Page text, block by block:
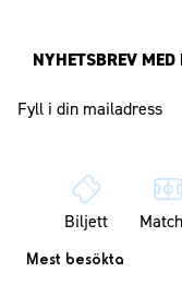
NYHETSBREV
Biljett
Mest besökta